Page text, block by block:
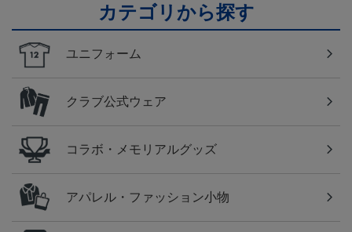
カテゴリから探す
ユニフォーム
クラブ公式ウェア
コラボ・メモリアルグッズ
アパレル・ファッション小物